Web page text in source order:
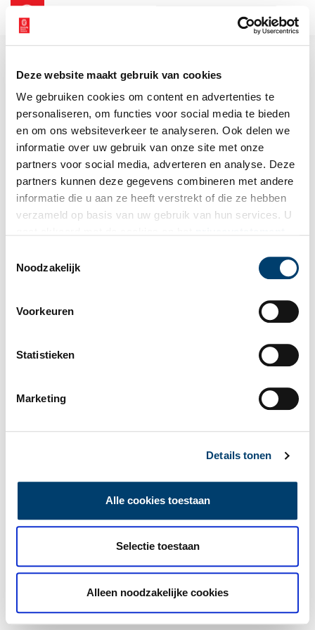
Deze website maakt gebruik van cookies
We gebruiken cookies om content en advertenties te
personaliseren, om functies voor social media te bieden
en om ons websiteverkeer te analyseren. Ook delen we
informatie over uw gebruik van onze site met onze
partners voor social media, adverteren en analyse. Deze
partners kunnen deze gegevens combineren met andere
informatie die u aan ze heeft verstrekt of die ze hebben
verzameld op basis van uw gebruik van hun services. U
Noodzakelijk
Voorkeuren
Statistieken
Marketing
Details tonen
Alle cookies toestaan
Selectie toestaan
Alleen noodzakelijke cookies